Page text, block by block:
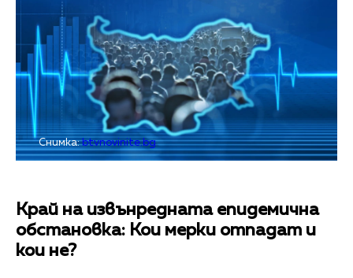
Снимка:btvnovinite.bg
Край на извънредната епидемична
обстановка: Кои мерки отпадат и
кои не?